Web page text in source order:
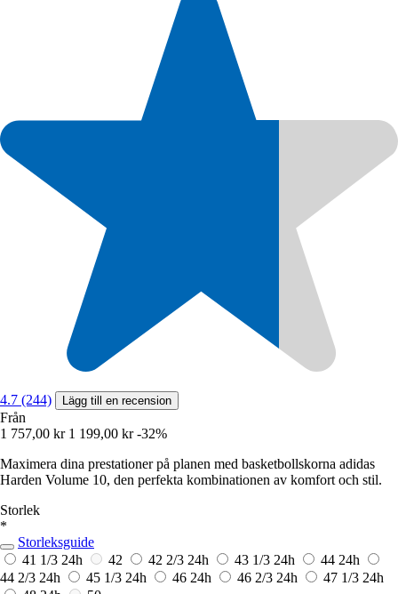
4.7 (244) Lägg till en recension
Från
1 757,00 kr 1 199,00 kr -32%
Maximera dina prestationer på planen med basketbollskorna adidas
Harden Volume 10, den perfekta kombinationen av komfort och stil.
Storlek
*
Storleksguide
41 1/3 24h 42 42 2/3 24h 43 1/3 24h 44 24h
44 2/3 24h 45 1/3 24h 46 24h 46 2/3 24h 47 1/3 24h